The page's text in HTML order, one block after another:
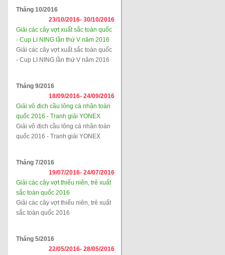
Tháng 10/2016
23/10/2016- 30/10/2016
Giải các cây vợt xuất sắc toàn quốc
- Cup LI NING lần thứ V năm 2016
Giải các cây vợt xuất sắc toàn quốc
- Cup LI NING lần thứ V năm 2016
Tháng 9/2016
18/09/2016- 24/09/2016
Giải vô địch cầu lông cá nhân toàn
quốc 2016 - Tranh giải YONEX
Giải vô địch cầu lông cá nhân toàn
quốc 2016 - Tranh giải YONEX
Tháng 7/2016
19/07/2016- 24/07/2016
Giải các cây vợt thiếu niên, trẻ xuất
sắc toàn quốc 2016
Giải các cây vợt thiếu niên, trẻ xuất
sắc toàn quốc 2016
Tháng 5/2016
22/05/2016- 28/05/2016